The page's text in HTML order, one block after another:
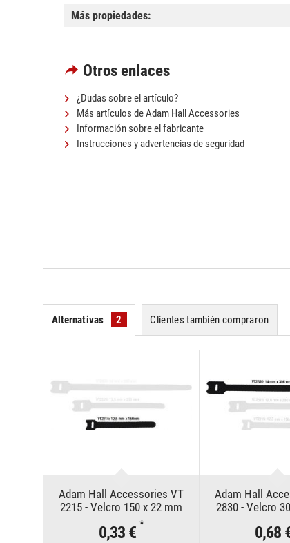
Más propiedades:
Otros enlaces
¿Dudas sobre el artículo?
Más artículos de Adam Hall Accessories
Información sobre el fabricante
Instrucciones y advertencias de seguridad
Alternativas 2 Clientes también compraron
Adam Hall Accessories VT
2215 - Velcro 150 x 22 mm
0,33 € *
Adam Hall
2830 - Velcro
0,68